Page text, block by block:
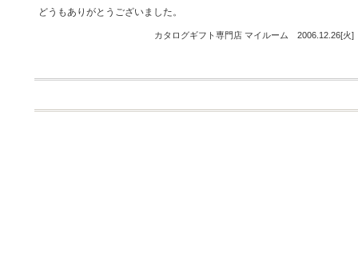
どうもありがとうございました。
カタログギフト専門店 マイルーム 2006.12.26[